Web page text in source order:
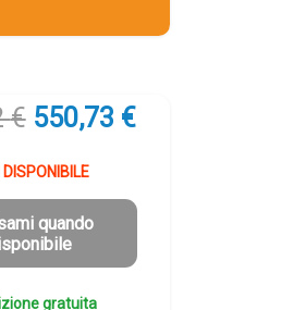
€ Il
originale
era:
579,72 €.
550,73 €Il
è:
DISPONIBILE
quando
gratuita